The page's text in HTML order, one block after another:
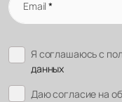
Email*
Я соглашаюсь с
данных
Даю согласие на